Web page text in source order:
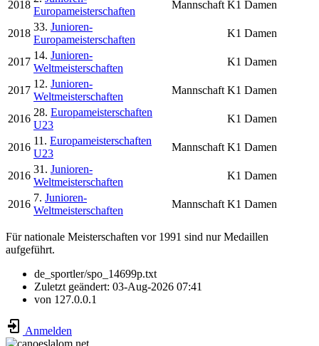
2018
Europameisterschaften
Mannschaft K1 Damen
2018
33. Junioren-
Europameisterschaften
K1 Damen
2017
14. Junioren-
Weltmeisterschaften
K1 Damen
2017
12. Junioren-
Weltmeisterschaften
Mannschaft K1 Damen
2016
28. Europameisterschaften
U23
K1 Damen
2016
11. Europameisterschaften
U23
Mannschaft K1 Damen
2016
31. Junioren-
Weltmeisterschaften
K1 Damen
2016
7. Junioren-
Weltmeisterschaften
Mannschaft K1 Damen
Für nationale Meisterschaften vor 1991 sind nur Medaillen
aufgeführt.
de_sportler/spo_14699p.txt
Zuletzt geändert: 03-Aug-2026 07:41
von 127.0.0.1
Anmelden